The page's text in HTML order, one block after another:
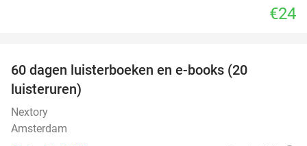
€24
60 dagen luisterboeken en e-books (20
luisteruren)
Nextory
Amsterdam